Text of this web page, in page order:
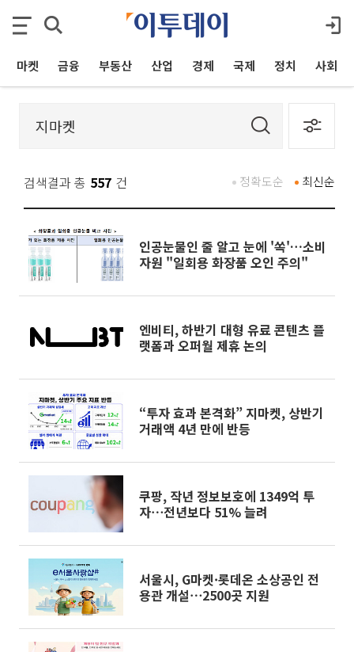
마켓 금융 부동산 산업 경제 국제 정치 사회
검색결과 총 557 건 최신순
정확도순
인공눈물인 줄 알고 눈에 '쏙'…소비
자원 "일회용 화장품 오인 주의"
엔비티, 하반기 대형 유료 콘텐츠 플
랫폼과 오퍼월 제휴 논의
“투자 효과 본격화” 지마켓, 상반기
거래액 4년 만에 반등
쿠팡, 작년 정보보호에 1349억 투
자⋯전년보다 51% 늘려
서울시, G마켓·롯데온 소상공인 전
용관 개설⋯2500곳 지원